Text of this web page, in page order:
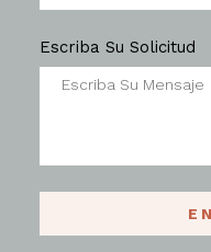
Escriba Su Solicitud